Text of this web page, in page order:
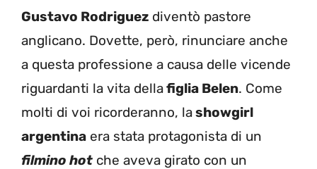
Gustavo Rodriguez diventò pastore
anglicano. Dovette, però, rinunciare anche
a questa professione a causa delle vicende
riguardanti la vita dellafiglia Belen. Come
molti di voi ricorderanno, lashowgirl
argentina era stata protagonista di un
filmino hot che aveva girato con un